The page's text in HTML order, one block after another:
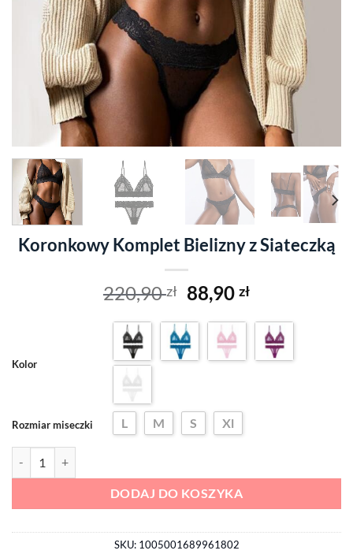
Koronkowy Komplet Bielizny z Siateczką
220,90zł Original
price
was:
220,90 zł.
88,90złCurrent
is:
88,90 zł.
Kolor
Rozmiar miseczki L M S Xl
DODAJ DO KOSZYKA
SKU: 1005001689961802